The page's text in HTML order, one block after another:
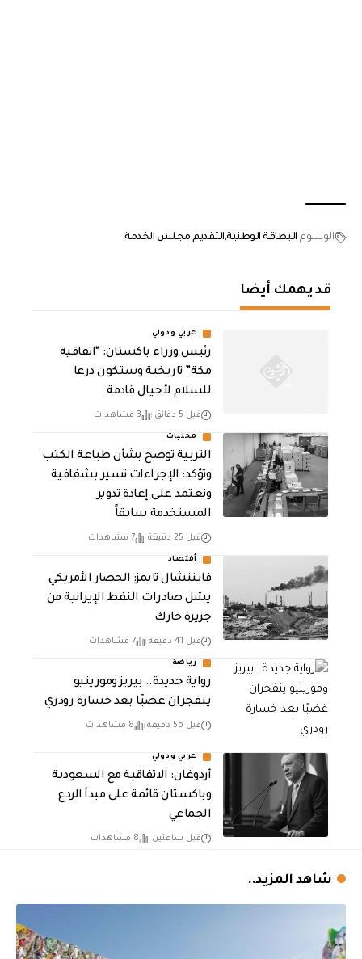
الوسوم البطاقة الوطنية التقديم مجلس الخدمة
قد يهمك أيضا
عربي ودولي
رئيس وزراء باكستان: “اتفاقية
مكة” تاريخية وستكون درعا
للسلام لأجيال قادمة
قبل 5 دقائق 3 مشاهدات
محليات
التربية توضح بشأن طباعة الكتب
وتؤكد: الإجراءات تسير بشفافية
ونعتمد على إعادة تدوير
المستخدمة سابقاً
قبل 25 دقيقة 7 مشاهدات
أقتصاد
فايننشال تايمز: الحصار الأمريكي
يشل صادرات النفط الإيرانية من
جزيرة خارك
قبل 41 دقيقة 7 مشاهدات
رياضة
رواية جديدة.. بيريز ومورينيو
ينفجران غضبًا بعد خسارة رودري
قبل 56 دقيقة 8 مشاهدات
عربي ودولي
أردوغان: الاتفاقية مع السعودية
وباكستان قائمة على مبدأ الردع
الجماعي
قبل ساعتين 8 مشاهدات
شاهد المزيد..